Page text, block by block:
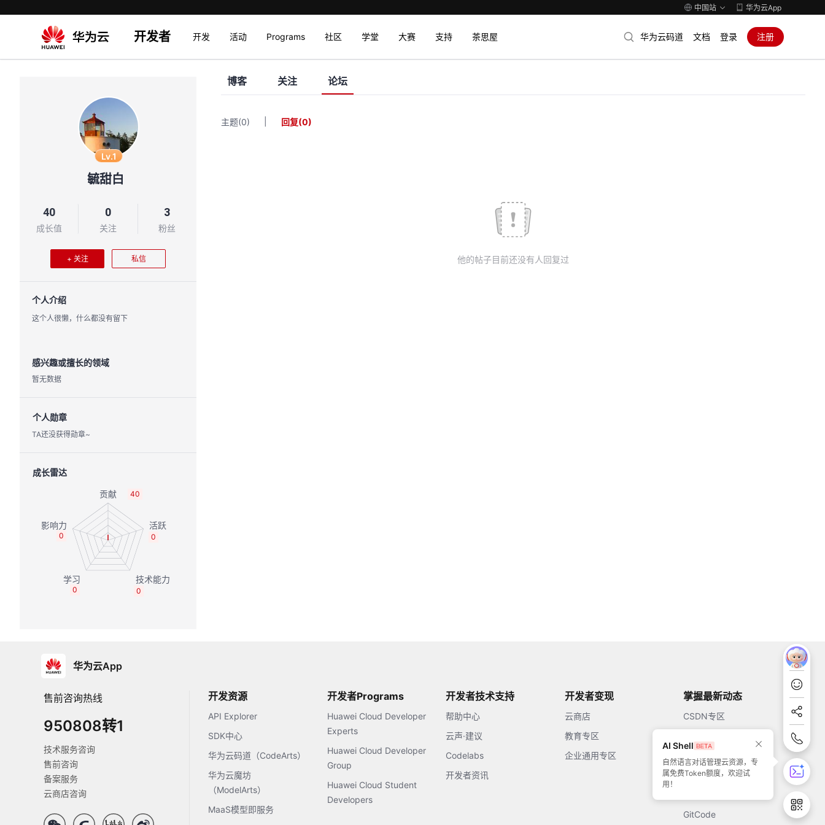
中国站 华为云App
开发者 开发 活动 Programs 社区 学堂 大赛 支持 茶思屋 华为云码道 文档 登录 注册
Lv.1
毓甜白
40
成长值
0
关注
3
粉丝
+ 关注 私信
个人介绍
这个人很懒，什么都没有留下
感兴趣或擅长的领域
暂无数据
个人勋章
TA还没获得勋章~
成长雷达
40
0
0
0
0
博客 关注 论坛
主题(0) 回复(0)
他的帖子目前还没有人回复过
华为云App
售前咨询热线
950808转1
技术服务咨询
售前咨询
备案服务
云商店咨询
开发资源
API Explorer
SDK中心
华为云码道（CodeArts）
华为云魔坊
（ModelArts）
MaaS模型即服务
开发者Programs
Huawei Cloud Developer
Experts
Huawei Cloud Developer
Group
Huawei Cloud Student
Developers
开发者技术支持
帮助中心
云声·建议
Codelabs
开发者资讯
开发者变现
云商店
教育专区
企业通用专区
掌握最新动态
CSDN专区
51CTO
GitCode
AI Shell
自然语言对话管理云资源，专
属免费Token额度，欢迎试
用！